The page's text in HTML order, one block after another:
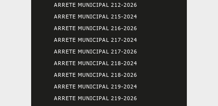
ARRETE MUNICIPAL 212-2026
ARRETE MUNICIPAL 215-2024
ARRETE MUNICIPAL 216-2026
ARRETE MUNICIPAL 217-2024
ARRETE MUNICIPAL 217-2026
ARRETE MUNICIPAL 218-2024
ARRETE MUNICIPAL 218-2026
ARRETE MUNICIPAL 219-2024
ARRETE MUNICIPAL 219-2026